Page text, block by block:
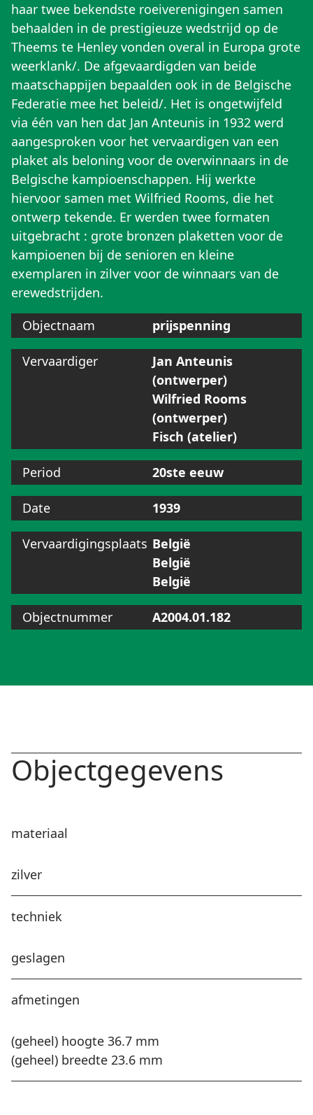
haar twee bekendste roeiverenigingen samen
behaalden in de prestigieuze wedstrijd op de
Theems te Henley vonden overal in Europa grote
weerklank/. De afgevaardigden van beide
maatschappijen bepaalden ook in de Belgische
Federatie mee het beleid/. Het is ongetwijfeld
via één van hen dat Jan Anteunis in 1932 werd
aangesproken voor het vervaardigen van een
plaket als beloning voor de overwinnaars in de
Belgische kampioenschappen. Hij werkte
hiervoor samen met Wilfried Rooms, die het
ontwerp tekende. Er werden twee formaten
uitgebracht : grote bronzen plaketten voor de
kampioenen bij de senioren en kleine
exemplaren in zilver voor de winnaars van de
erewedstrijden.
Objectnaam
prijspenning
Vervaardiger
Jan Anteunis
(ontwerper)
Wilfried Rooms
(ontwerper)
Fisch (atelier)
Period 20ste eeuw
Date 1939
Vervaardigingsplaats België
België
België
Objectnummer A2004.01.182
Objectgegevens
materiaal
zilver
techniek
geslagen
afmetingen
(geheel) hoogte 36.7 mm
(geheel) breedte 23.6 mm